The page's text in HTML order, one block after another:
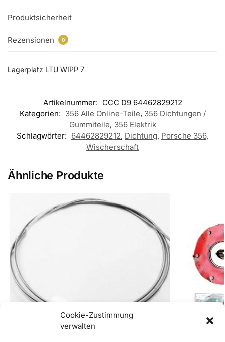
Cookie-Zustimmung
verwalten
Produktsicherheit
Rezensionen 0
Lagerplatz LTU WIPP 7
Artikelnummer: CCC D9 64462829212
Kategorien: 356 Alle Online-Teile, 356 Dichtungen /
Gummiteile, 356 Elektrik
Schlagwörter: 64462829212, Dichtung, Porsche 356,
Wischerschaft
Ähnliche Produkte